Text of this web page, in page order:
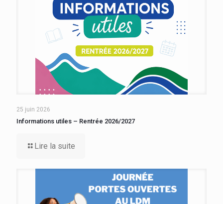
25 juin 2026
Informations utiles – Rentrée 2026/2027
Lire la suite